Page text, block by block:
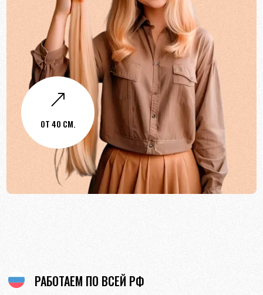
&
ОТ 40 СМ.
РАБОТАЕМ ПО ВСЕЙ РФ